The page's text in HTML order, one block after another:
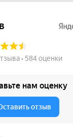
сайте
для интернет-